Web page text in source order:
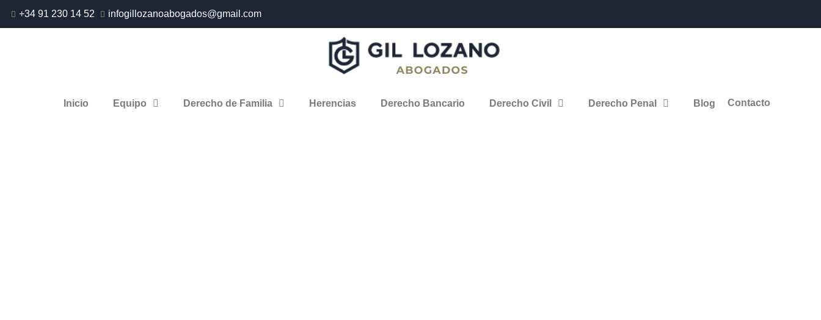
+34 91 230 14 52 infogillozanoabogados@gmail.com
Inicio Equipo Derecho de Familia Herencias Derecho Bancario Derecho Civil Derecho Penal Blog Contacto